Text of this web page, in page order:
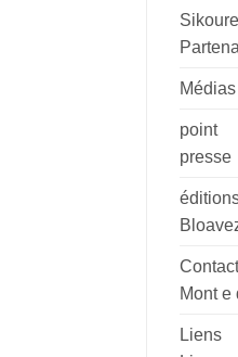
Médias
point
presse
Mont e
Liens